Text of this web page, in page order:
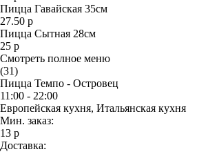
Пицца Гавайская 35см
27.50 р
Пицца Сытная 28см
25 р
Смотреть полное меню
(31)
Пицца Темпо - Островец
11:00 - 22:00
Европейская кухня, Итальянская кухня
Мин. заказ:
13 р
Доставка: